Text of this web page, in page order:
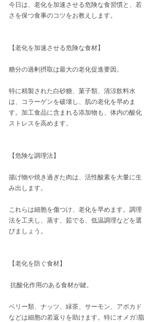
今日は、老化を加速させる危険な食習慣と、若
さを保つ食事のコツをお教えします。
【老化を加速させる危険な食材】
糖分の過剰摂取は最大の老化促進要因。
特に精製された白砂糖、菓子類、清涼飲料水
は、コラーゲンを破壊し、肌の老化を早めま
す。加工食品に含まれる添加物も、体内の酸化
ストレスを高めます。
【危険な調理法】
揚げ物や焼き過ぎた肉は、活性酸素を大量に生
み出します。
これらは細胞を傷つけ、老化を早めます。調理
法を工夫し、蒸す、茹でる、低温調理などを選
びましょう。
【老化を防ぐ食材】
抗酸化作用のある食材が鍵。
ベリー類、ナッツ、緑茶、サーモン、アボカド
などは細胞の若返りを助けます。特にオメガ3脂